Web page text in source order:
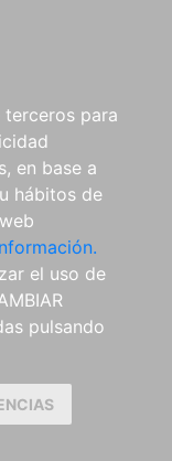
para
en base a
hábitos de
el uso de
pulsando